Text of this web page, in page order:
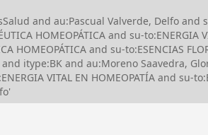
and au:Pascual Valverde, Delfo and
HOMEOPÁTICA and su-
HOMEOPÁTICA and su-to:ESENCIAS
itype:BK and au:Moreno Saavedra,
VITAL EN HOMEOPATÍA and su-